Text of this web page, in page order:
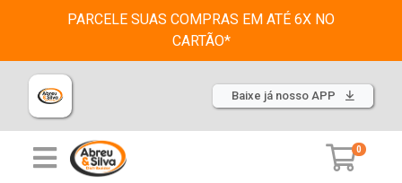
PARCELE SUAS COMPRAS EM ATÉ 6X NO
CARTÃO*
Baixe já nosso APP
0